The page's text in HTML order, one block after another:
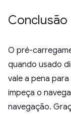
Conclusão
O pré-
quando usado
vale a pena
impeça o
navegação.